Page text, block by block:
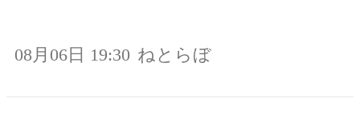
08月06日 19:30 ねとらぼ